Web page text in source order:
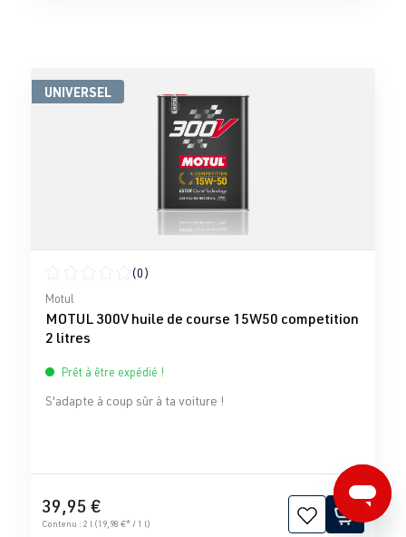
UNIVERSEL
Note moyenne de 0 sur 5 étoiles
(0)
Motul
MOTUL 300V huile de course 15W50 competition
2 litres
Prêt à être expédié !
S'adapte à coup sûr à ta voiture !
39,95 €
Contenu : 2 l (19,98 €* / 1 l)